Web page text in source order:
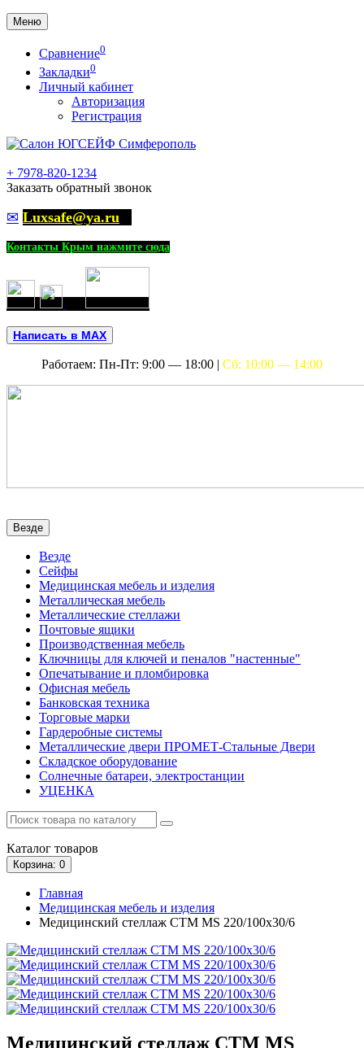
Меню
Сравнение0
Закладки0
Личный кабинет
Авторизация
Регистрация
+ 7978-820-1234
Заказать обратный звонок
✉ Luxsafe@ya.ru
Контакты Крым нажмите сюда
Написать в MAX
Работаем: Пн-Пт: 9:00 — 18:00 | Сб: 10:00 — 14:00
Везде
Везде
Сейфы
Медицинская мебель и изделия
Металлическая мебель
Металлические стеллажи
Почтовые ящики
Производственная мебель
Ключницы для ключей и пеналов "настенные"
Опечатывание и пломбировка
Офисная мебель
Банковская техника
Торговые марки
Гардеробные системы
Металлические двери ПРОМЕТ-Стальные Двери
Складское оборудование
Солнечные батареи, электростанции
УЦЕНКА
Каталог товаров
Корзина: 0
Главная
Медицинская мебель и изделия
Медицинский стеллаж СТМ MS 220/100х30/6
Медицинский стеллаж СТМ MS